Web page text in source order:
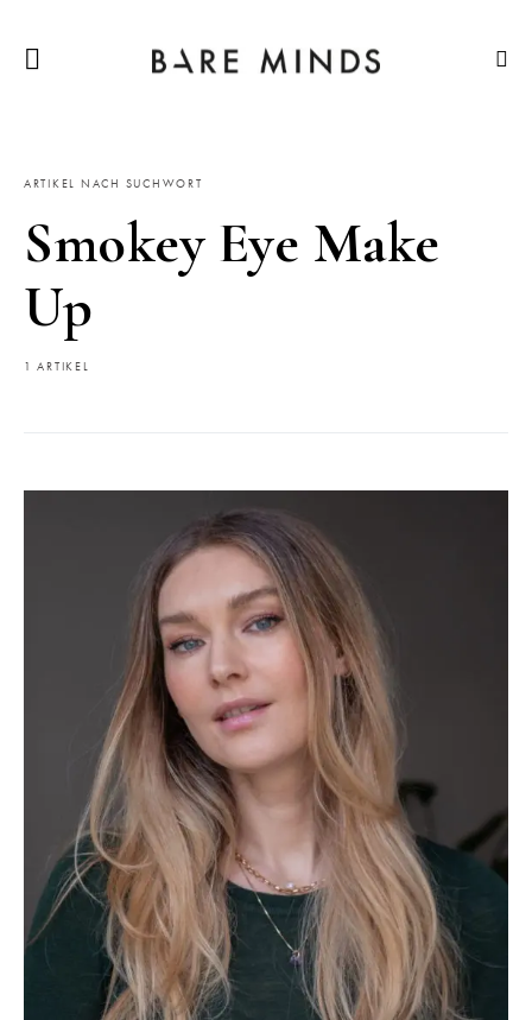
ARTIKEL NACH SUCHWORT
Smokey Eye Make
Up
1 ARTIKEL